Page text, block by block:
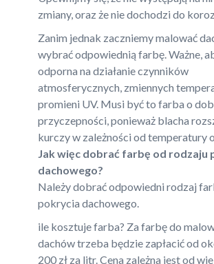
zmiany, oraz że nie dochodzi do
Zanim jednak zaczniemy malować
wybrać odpowiednią farbę. Ważne,
odporna na działanie czynników
atmosferycznych, zmiennych
promieni UV. Musi być to farba o
przyczepności, ponieważ blacha
kurczy w zależności od temperatury
Jak więc dobrać farbę od rodzaju
dachowego?
Należy dobrać odpowiedni rodzaj
pokrycia dachowego.
ile kosztuje farba? Za farbę do
dachów trzeba będzie zapłacić od
200 zł za litr. Cena zależna jest od